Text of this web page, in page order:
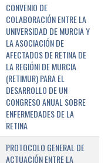
CONVENIO DE
COLABORACIÓN ENTRE LA
UNIVERSIDAD DE MURCIA Y
LA ASOCIACIÓN DE
AFECTADOS DE RETINA DE
LA REGIÓNI DE MURCIA
(RETIMUR) PARA EL
DESARROLLO DE UN
CONGRESO ANUAL SOBRE
ENFERMEDADES DE LA
RETINA
PROTOCOLO GENERAL DE
ACTUACIÓN ENTRE LA